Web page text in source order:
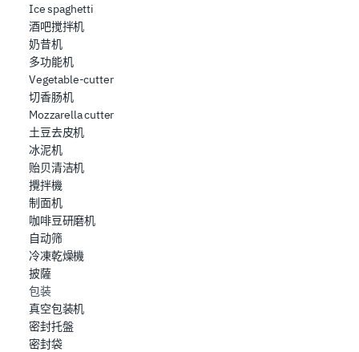
Ice spaghetti
酒吧搅拌机
奶昔机
多功能机
Vegetable-cutter
切香肠机
Mozzarella cutter
土豆去皮机
冰泥机
贻贝清洁机
攪拌機
制面机
咖啡豆研磨机
自动筛
冷凍乾燥機
披薩
包装
真空包装机
密封托盤
密封袋